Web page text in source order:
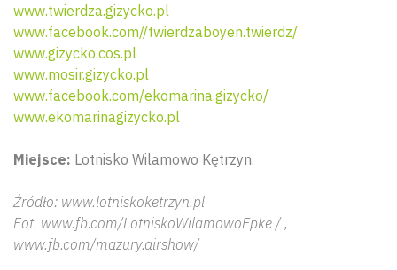
www.twierdza.gizycko.pl
www.facebook.com//twierdzaboyen.twierdz/
www.gizycko.cos.pl
www.mosir.gizycko.pl
www.facebook.com/ekomarina.gizycko/
www.ekomarinagizycko.pl
Miejsce: Lotnisko Wilamowo Kętrzyn.
Źródło: www.lotniskoketrzyn.pl
Fot. www.fb.com/LotniskoWilamowoEpke / ,
www.fb.com/mazury.airshow/